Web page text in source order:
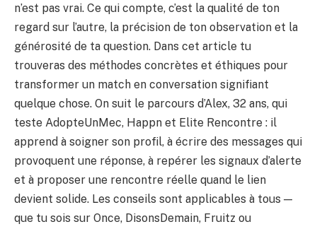
n’est pas vrai. Ce qui compte, c’est la qualité de ton
regard sur l’autre, la précision de ton observation et la
générosité de ta question. Dans cet article tu
trouveras des méthodes concrètes et éthiques pour
transformer un match en conversation signifiant
quelque chose. On suit le parcours d’Alex, 32 ans, qui
teste AdopteUnMec, Happn et Elite Rencontre : il
apprend à soigner son profil, à écrire des messages qui
provoquent une réponse, à repérer les signaux d’alerte
et à proposer une rencontre réelle quand le lien
devient solide. Les conseils sont applicables à tous —
que tu sois sur Once, DisonsDemain, Fruitz ou